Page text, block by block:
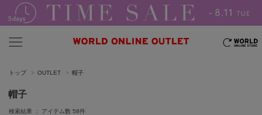
トップ OUTLET 帽子
帽子
検索結果 ： アイテム数 58件